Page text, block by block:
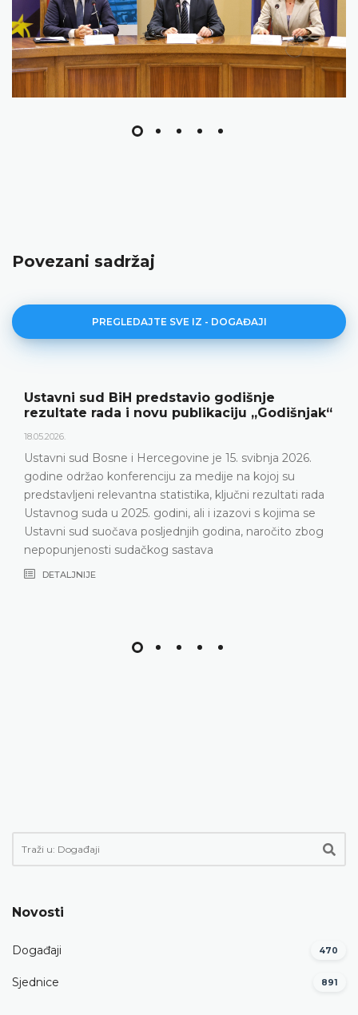
Povezani sadržaj
PREGLEDAJTE SVE IZ - DOGAĐAJI
Najava konferencije za medije
Ustavni sud Bosne i Hercegovine obavještava da će
svibnja 2026. godine u terminu od 10.00 do 11.30
održati konferenciju za medije
DETALJNIJE
Novosti
Događaji 470
Sjednice 891